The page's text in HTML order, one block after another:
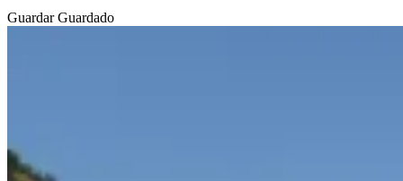
GuardarGuardado